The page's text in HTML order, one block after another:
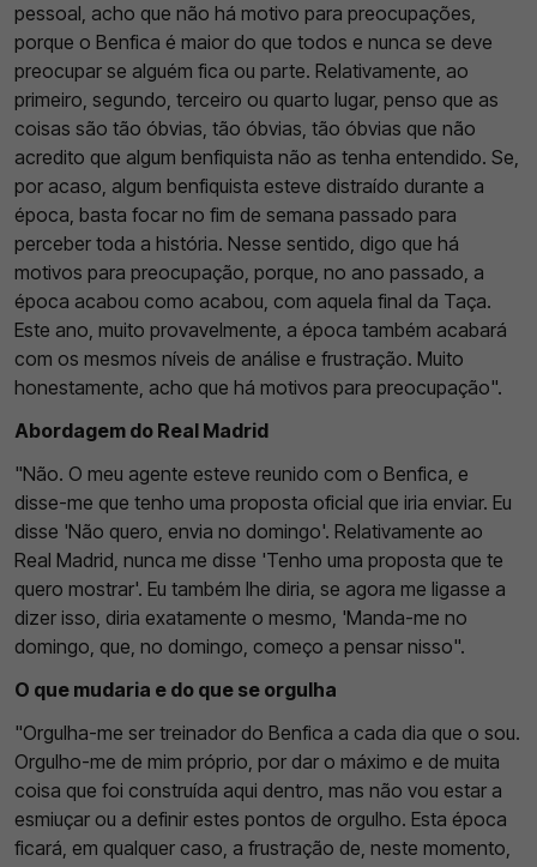
pessoal, acho que não há motivo para preocupações,
porque o Benfica é maior do que todos e nunca se deve
preocupar se alguém fica ou parte. Relativamente, ao
primeiro, segundo, terceiro ou quarto lugar, penso que as
coisas são tão óbvias, tão óbvias, tão óbvias que não
acredito que algum benfiquista não as tenha entendido. Se,
por acaso, algum benfiquista esteve distraído durante a
época, basta focar no fim de semana passado para
perceber toda a história. Nesse sentido, digo que há
motivos para preocupação, porque, no ano passado, a
época acabou como acabou, com aquela final da Taça.
Este ano, muito provavelmente, a época também acabará
com os mesmos níveis de análise e frustração. Muito
honestamente, acho que há motivos para preocupação".
Abordagem do Real Madrid
"Não. O meu agente esteve reunido com o Benfica, e
disse-me que tenho uma proposta oficial que iria enviar. Eu
disse 'Não quero, envia no domingo'. Relativamente ao
Real Madrid, nunca me disse 'Tenho uma proposta que te
quero mostrar'. Eu também lhe diria, se agora me ligasse a
dizer isso, diria exatamente o mesmo, 'Manda-me no
domingo, que, no domingo, começo a pensar nisso".
O que mudaria e do que se orgulha
"Orgulha-me ser treinador do Benfica a cada dia que o sou.
Orgulho-me de mim próprio, por dar o máximo e de muita
coisa que foi construída aqui dentro, mas não vou estar a
esmiuçar ou a definir estes pontos de orgulho. Esta época
ficará, em qualquer caso, a frustração de, neste momento,